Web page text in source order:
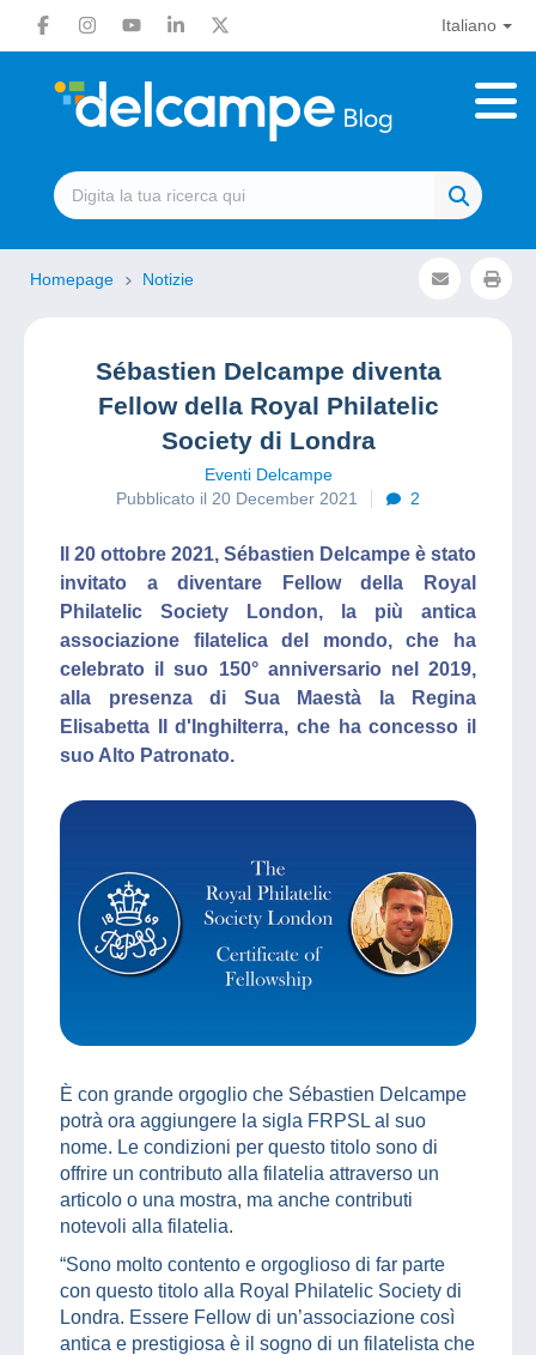
Italiano
Homepage Notizie
Sébastien Delcampe diventa
Fellow della Royal Philatelic
Society di Londra
Eventi Delcampe
Pubblicato il 20 December 2021
2
Il 20 ottobre 2021, Sébastien Delcampe è stato
invitato a diventare Fellow della Royal
Philatelic Society London, la più antica
associazione filatelica del mondo, che ha
celebrato il suo 150° anniversario nel 2019,
alla presenza di Sua Maestà la Regina
Elisabetta II d'Inghilterra, che ha concesso il
suo Alto Patronato.
È con grande orgoglio che Sébastien Delcampe
potrà ora aggiungere la sigla FRPSL al suo
nome. Le condizioni per questo titolo sono di
offrire un contributo alla filatelia attraverso un
articolo o una mostra, ma anche contributi
notevoli alla filatelia.
“Sono molto contento e orgoglioso di far parte
con questo titolo alla Royal Philatelic Society di
Londra. Essere Fellow di un’associazione così
antica e prestigiosa è il sogno di un filatelista che